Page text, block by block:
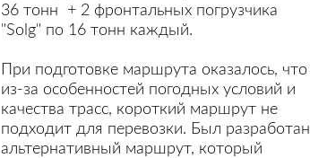
36 тонн + 2 фронтальных погрузчика
"Solg" по 16 тонн каждый.
При подготовке маршрута оказалось, что
из-за особенностей погодных условий и
качества трасс, короткий маршрут не
подходит для перевозки. Был разработан
альтернативный маршрут, который